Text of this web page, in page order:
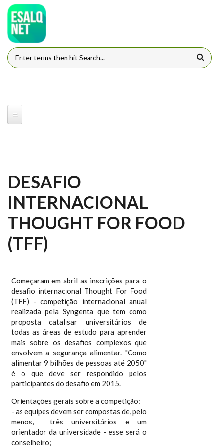
Pular para o conteúdo principal
FORMULÁRIO DE BUSCA
DESAFIO
INTERNACIONAL
THOUGHT FOR FOOD
(TFF)
Começaram em abril as inscrições para o
desafio internacional Thought For Food
(TFF) - competição internacional anual
realizada pela Syngenta que tem como
proposta catalisar universitários de
todas as áreas de estudo para aprender
mais sobre os desafios complexos que
envolvem a segurança alimentar. "Como
alimentar 9 bilhões de pessoas até 2050"
é o que deve ser respondido pelos
participantes do desafio em 2015.
Orientações gerais sobre a competição:
- as equipes devem ser compostas de, pelo
menos, três universitários e um
orientador da universidade - esse será o
conselheiro;